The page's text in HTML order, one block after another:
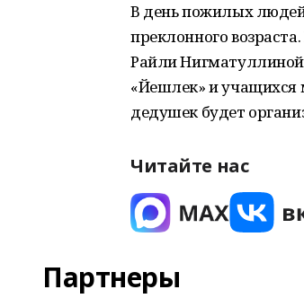
В день пожилых
преклонного
Райли
«Йешлек» и учащихся
дедушек будет
Читайте нас
Партнеры